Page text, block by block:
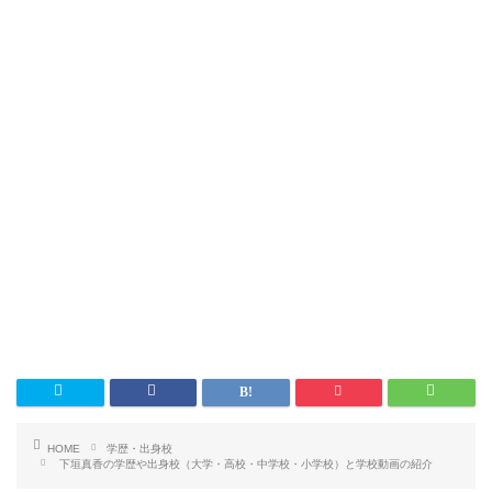
HOME
学歴・出身校
下垣真香の学歴や出身校（大学・高校・中学校・小学校）と学校動画の紹介